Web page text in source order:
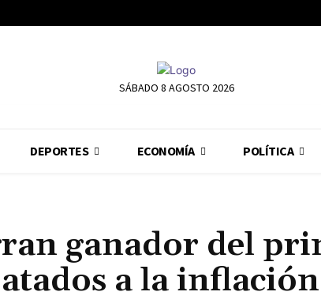
SÁBADO 8 AGOSTO 2026
DEPORTES ECONOMÍA POLÍTICA
ganador del
a la inflación